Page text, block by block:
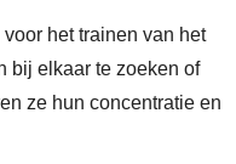
het trainen van het
bij elkaar te zoeken of
ze hun concentratie en